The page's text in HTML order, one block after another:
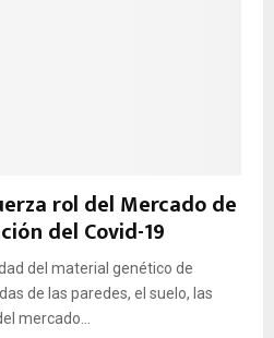
rol del Mercado de
del Covid-19
del material genético de
de las paredes, el suelo, las
mercado...